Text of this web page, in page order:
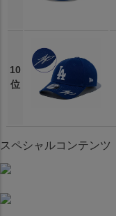
10
位
スペシャルコンテンツ